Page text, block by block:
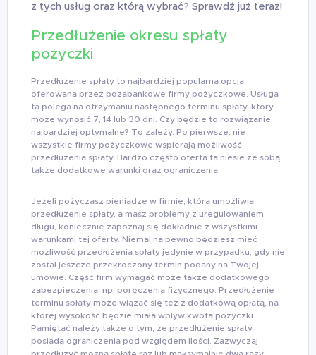
z tych usług oraz którą wybrać? Sprawdź już teraz!
Przedłużenie okresu spłaty
pożyczki
Przedłużenie spłaty to najbardziej popularna opcja
oferowana przez pozabankowe firmy pożyczkowe. Usługa
ta polega na otrzymaniu następnego terminu spłaty, który
może wynosić 7, 14 lub 30 dni. Czy będzie to rozwiązanie
najbardziej optymalne? To zależy. Po pierwsze: nie
wszystkie firmy pożyczkowe wspierają możliwość
przedłużenia spłaty. Bardzo często oferta ta niesie ze sobą
także dodatkowe warunki oraz ograniczenia.
Jeżeli pożyczasz pieniądze w firmie, która umożliwia
przedłużenie spłaty, a masz problemy z uregulowaniem
długu, koniecznie zapoznaj się dokładnie z wszystkimi
warunkami tej oferty. Niemal na pewno będziesz mieć
możliwość przedłużenia spłaty jedynie w przypadku, gdy nie
został jeszcze przekroczony termin podany na Twojej
umowie. Część firm wymagać może także dodatkowego
zabezpieczenia, np. poręczenia fizycznego. Przedłużenie
terminu spłaty może wiązać się też z dodatkową opłatą, na
której wysokość będzie miała wpływ kwota pożyczki.
Pamiętać należy także o tym, że przedłużenie spłaty
posiada ograniczenia pod względem ilości. Zazwyczaj